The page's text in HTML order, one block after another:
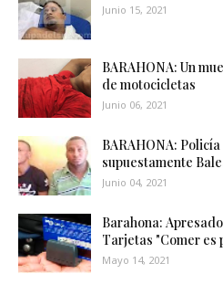
Junio 15, 2021
BARAHONA: Un
de motocicletas
Junio 06, 2021
BARAHONA:
supuestamente
Junio 04, 2021
Barahona:
Tarjetas "Comer es
Mayo 14, 2021